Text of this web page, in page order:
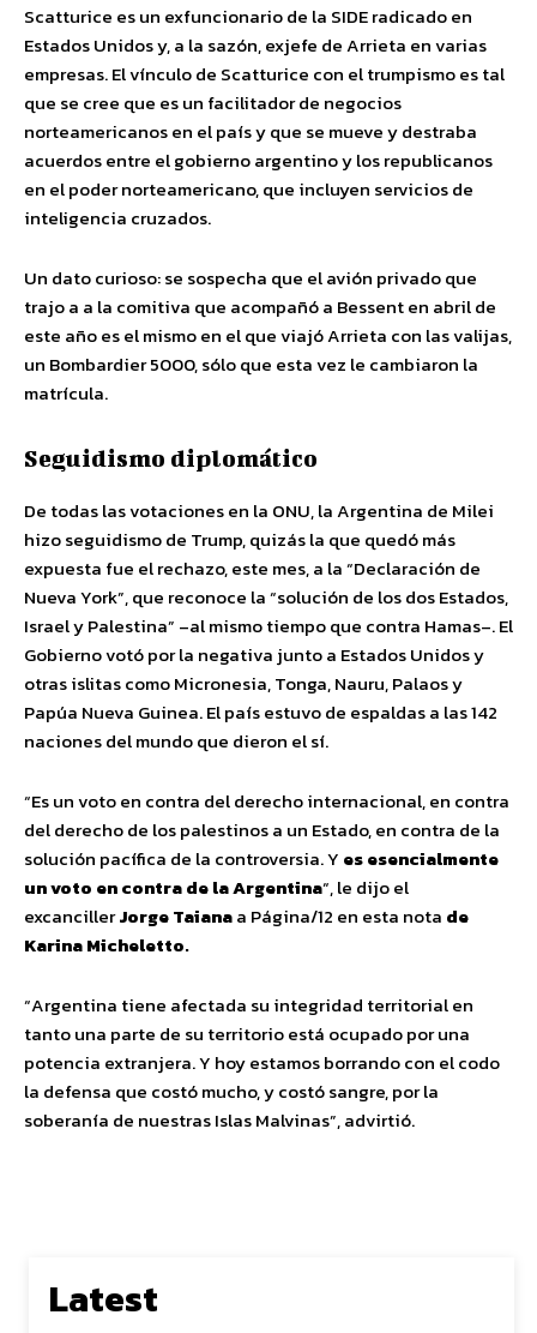
Scatturice es un exfuncionario de la SIDE radicado en
Estados Unidos y, a la sazón, exjefe de Arrieta en varias
empresas. El vínculo de Scatturice con el trumpismo es tal
que se cree que es un facilitador de negocios
norteamericanos en el país y que se mueve y destraba
acuerdos entre el gobierno argentino y los republicanos
en el poder norteamericano, que incluyen servicios de
inteligencia cruzados.
Un dato curioso: se sospecha que el avión privado que
trajo a a la comitiva que acompañó a Bessent en abril de
este año es el mismo en el que viajó Arrieta con las valijas,
un Bombardier 5000, sólo que esta vez le cambiaron la
matrícula.
Seguidismo diplomático
De todas las votaciones en la ONU, la Argentina de Milei
hizo seguidismo de Trump, quizás la que quedó más
expuesta fue el rechazo, este mes, a la “Declaración de
Nueva York”, que reconoce la “solución de los dos Estados,
Israel y Palestina” –al mismo tiempo que contra Hamas–. El
Gobierno votó por la negativa junto a Estados Unidos y
otras islitas como Micronesia, Tonga, Nauru, Palaos y
Papúa Nueva Guinea. El país estuvo de espaldas a las 142
naciones del mundo que dieron el sí.
“Es un voto en contra del derecho internacional, en contra
del derecho de los palestinos a un Estado, en contra de la
solución pacífica de la controversia. Y es esencialmente
un voto en contra de la Argentina“, le dijo el
excancillerJorge Taianaa Página/12 en esta nota de
Karina Micheletto.
“Argentina tiene afectada su integridad territorial en
tanto una parte de su territorio está ocupado por una
potencia extranjera. Y hoy estamos borrando con el codo
la defensa que costó mucho, y costó sangre, por la
soberanía de nuestras Islas Malvinas”, advirtió.
Latest